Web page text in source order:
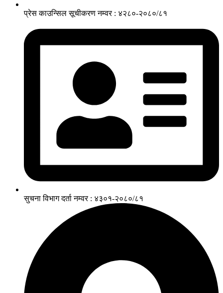
प्रेस काउन्सिल सूचीकरण नम्वर : ४२८०-२०८०/८१
सुचना विभाग दर्ता नम्वर : ४३०१-२०८०/८१